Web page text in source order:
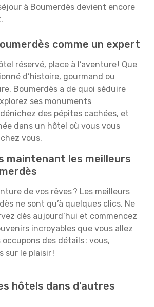
à Boumerdès devient encore
comme un expert
réservé, place à l’aventure ! Que
d’histoire, gourmand ou
Boumerdès a de quoi séduire
ses monuments
des pépites cachées, et
dans un hôtel où vous vous
vous.
maintenant les meilleurs
de vos rêves ? Les meilleurs
ne sont qu’à quelques clics. Ne
dès aujourd’hui et commencez
incroyables que vous allez
occupons des détails : vous,
sur le plaisir !
hôtels dans d'autres